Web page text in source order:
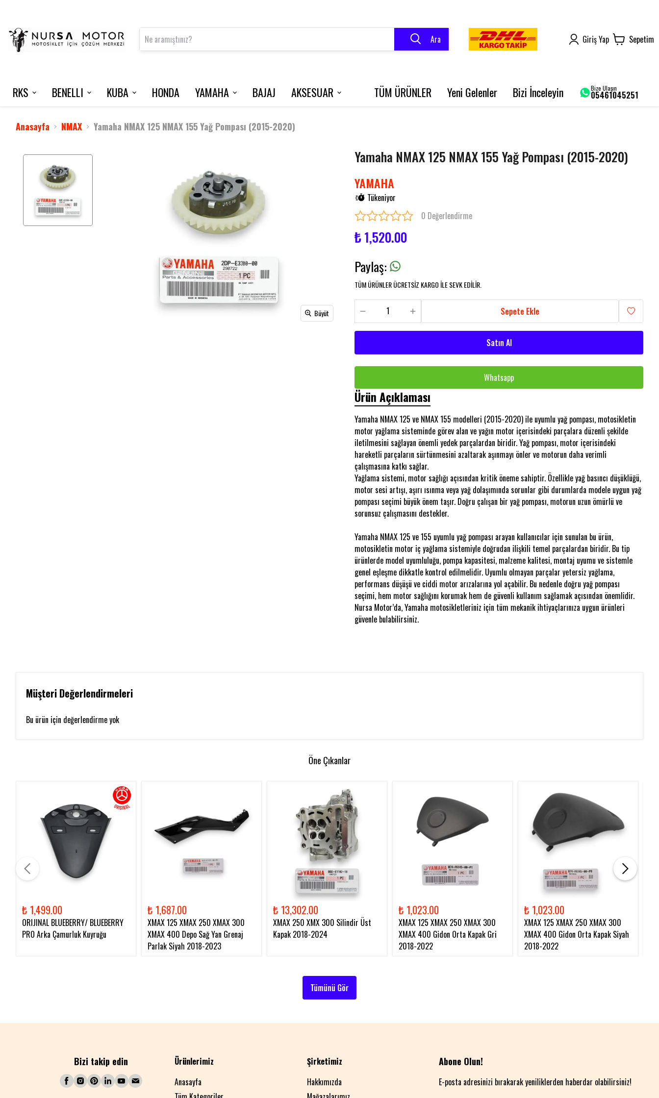
Ara Giriş Yap Sepetim
RKS
FRECCIA 150 VRS 125 VELOCE 150
M502 N GRACE 202 GRACE 202 PRO BLADE 250
BLADE 350
BENELLI KUBA
VN50 PRO BLUEBERRY
HONDA YAMAHA
NMAX 125 / 2015-2020
BAJAJ AKSESUAR
INTERCOM
TÜM ÜRÜNLER Yeni Gelenler Bizi İnceleyin Bize Ulaşın
05461045251
Anasayfa NMAX Yamaha NMAX 125 NMAX 155 Yağ Pompası (2015-2020)
Büyüt
Yamaha NMAX 125 NMAX 155 Yağ Pompası (2015-2020)
YAMAHA
Tükeniyor
0 Değerlendirme
₺ 1,520.00
Paylaş:
TÜM ÜRÜNLER ÜCRETSİZ KARGO İLE SEVK EDİLİR.
Sepete Ekle
Satın Al
Whatsapp
Ürün Açıklaması
Yamaha NMAX 125 ve NMAX 155 modelleri (2015-2020) ile uyumlu yağ pompası, motosikletin
motor yağlama sisteminde görev alan ve yağın motor içerisindeki parçalara düzenli şekilde
iletilmesini sağlayan önemli yedek parçalardan biridir. Yağ pompası, motor içerisindeki
hareketli parçaların sürtünmesini azaltarak aşınmayı önler ve motorun daha verimli
çalışmasına katkı sağlar.
Yağlama sistemi, motor sağlığı açısından kritik öneme sahiptir. Özellikle yağ basıncı düşüklüğü,
motor sesi artışı, aşırı ısınma veya yağ dolaşımında sorunlar gibi durumlarda modele uygun yağ
pompası seçimi büyük önem taşır. Doğru çalışan bir yağ pompası, motorun uzun ömürlü ve
sorunsuz çalışmasını destekler.
Yamaha NMAX 125 ve 155 uyumlu yağ pompası arayan kullanıcılar için sunulan bu ürün,
motosikletin motor iç yağlama sistemiyle doğrudan ilişkili temel parçalardan biridir. Bu tip
ürünlerde model uyumluluğu, pompa kapasitesi, malzeme kalitesi, montaj uyumu ve sistemle
genel eşleşme dikkatle kontrol edilmelidir. Uyumlu olmayan parçalar yetersiz yağlama,
performans düşüşü ve ciddi motor arızalarına yol açabilir. Bu nedenle doğru yağ pompası
seçimi, hem motor sağlığını korumak hem de güvenli kullanım sağlamak açısından önemlidir.
Nursa Motor’da, Yamaha motosikletleriniz için tüm mekanik ihtiyaçlarınıza uygun ürünleri
güvenle bulabilirsiniz.
Müşteri Değerlendirmeleri
Bu ürün için değerlendirme yok
Öne Çıkanlar
₺ 1,499.00
ORIJINAL BLUEBERRY/ BLUEBERRY
PRO Arka Çamurluk Kuyruğu
₺ 1,687.00
XMAX 125 XMAX 250 XMAX 300
XMAX 400 Depo Sağ Yan Grenaj
Parlak Siyah 2018-2023
₺ 13,302.00
XMAX 250 XMX 300 Silindir Üst
Kapak 2018-2024
₺ 1,023.00
XMAX 125 XMAX 250 XMAX 300
XMAX 400 Gidon Orta Kapak Gri
2018-2022
₺ 1,023.00
XMAX 125 XMAX 250 XMAX 300
XMAX 400 Gidon Orta Kapak Siyah
2018-2022
Tümünü Gör
Bizi takip edin
Ürünlerimiz
Anasayfa
Şirketimiz
Hakkımızda
Abone Olun!
E-posta adresinizi bırakarak yeniliklerden haberdar olabilirsiniz!